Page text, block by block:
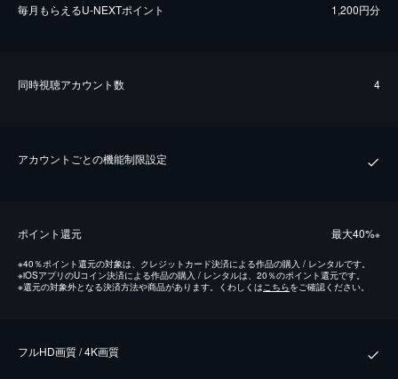
毎⽉もらえるU-NEXTポイント 1,200円分
同時視聴アカウント数 4
アカウントごとの機能制限設定
ポイント還元 最⼤40%※
※40％ポイント還元の対象は、クレジットカード決済による作品の購入 / レンタルです。
※iOSアプリのUコイン決済による作品の購入 / レンタルは、20％のポイント還元です。
※還元の対象外となる決済方法や商品があります。くわしくはこちらをご確認ください。
フルHD画質 / 4K画質